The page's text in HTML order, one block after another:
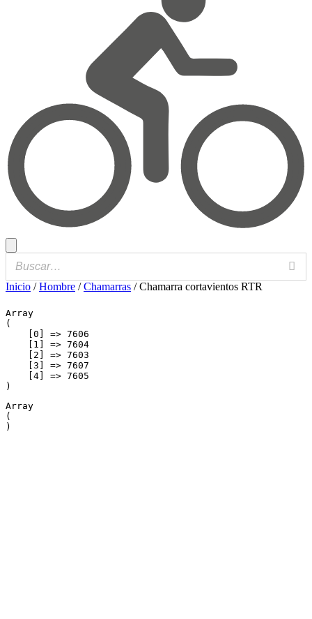
Inicio /Hombre /Chamarras / Chamarra cortavientos RTR
Array
(
    [0] => 7606
    [1] => 7604
    [2] => 7603
    [3] => 7607
    [4] => 7605
Array
(